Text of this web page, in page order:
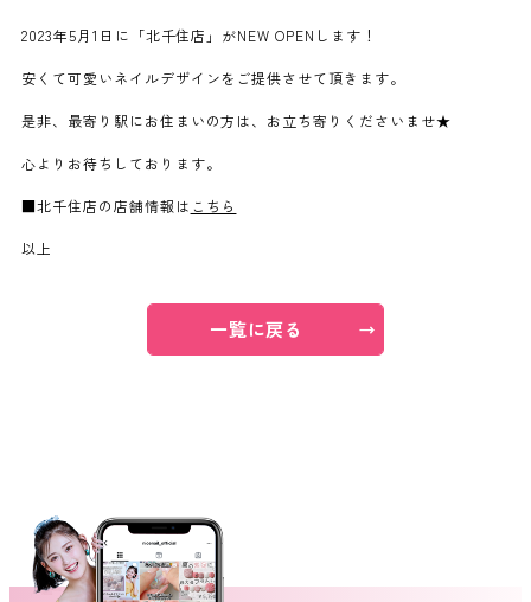
よくあるご質問
ご利用の流れ
取り扱いカラー
消費者志向自主宣言
ネイルスクール
2023年5月1日に「北千住店」がNEW OPENします！
安くて可愛いネイルデザインをご提供させて頂きます。
是非、最寄り駅にお住まいの方は、お立ち寄りくださいませ★
心よりお待ちしております。
■北千住店の店舗情報は こちら
以上
一覧に戻る